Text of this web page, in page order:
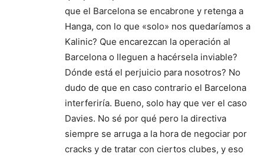
que el Barcelona se encabrone y retenga a
Hanga, con lo que «solo» nos quedaríamos a
Kalinic? Que encarezcan la operación al
Barcelona o lleguen a hacérsela inviable?
Dónde está el perjuicio para nosotros? No
dudo de que en caso contrario el Barcelona
interferiría. Bueno, solo hay que ver el caso
Davies. No sé por qué pero la directiva
siempre se arruga a la hora de negociar por
cracks y de tratar con ciertos clubes, y eso